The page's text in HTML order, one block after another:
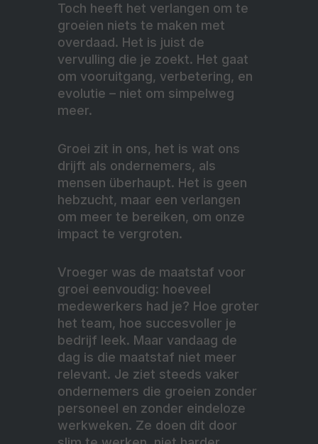
Toch heeft het verlangen om te
groeien niets te maken met
overdaad. Het is juist de
vervulling die je zoekt. Het gaat
om vooruitgang, verbetering, en
evolutie – niet om simpelweg
meer.
Groei zit in ons, het is wat ons
drijft als ondernemers, als
mensen überhaupt. Het is geen
hebzucht, maar een verlangen
om meer te bereiken, om onze
impact te vergroten.
Vroeger was de maatstaf voor
groei eenvoudig: hoeveel
medewerkers had je? Hoe groter
het team, hoe succesvoller je
bedrijf leek. Maar vandaag de
dag is die maatstaf niet meer
relevant. Je ziet steeds vaker
ondernemers die groeien zonder
personeel en zonder eindeloze
werkweken. Ze doen dit door